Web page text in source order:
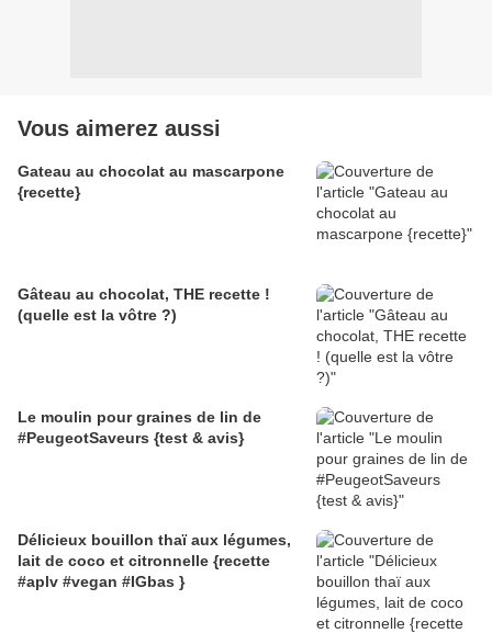
Vous aimerez aussi
Gateau au chocolat au mascarpone
{recette}
Gâteau au chocolat, THE recette !
(quelle est la vôtre ?)
Le moulin pour graines de lin de
#PeugeotSaveurs {test & avis}
Délicieux bouillon thaï aux légumes,
lait de coco et citronnelle {recette
#aplv #vegan #IGbas }